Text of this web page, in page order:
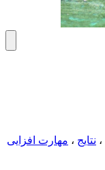
، نتایج ، مهارت افزایی